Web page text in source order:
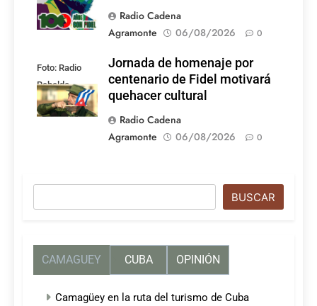
Radio Cadena
Agramonte
06/08/2026 0
Foto: Radio
Rebelde
Jornada de homenaje por
centenario de Fidel motivará
quehacer cultural
Radio Cadena
Agramonte
06/08/2026 0
BUSCAR
CAMAGUEY CUBA OPINIÓN
Camagüey en la ruta del turismo de Cuba